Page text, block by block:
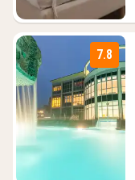
7.8